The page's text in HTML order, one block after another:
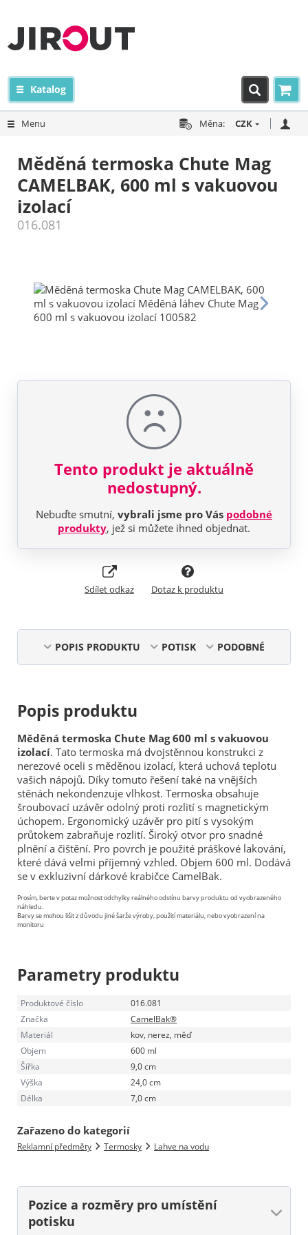
Katalog
Menu Měna: CZK
Měděná termoska Chute Mag
CAMELBAK, 600 ml s vakuovou
izolací
016.081
Tento produkt je aktuálně
nedostupný.
Nebuďte smutní, vybrali jsme pro Vás podobné
produkty, jež si můžete ihned objednat.
Sdílet odkaz Dotaz k produktu
POPIS PRODUKTU POTISK PODOBNÉ
Popis produktu
Měděná termoska Chute Mag 600 ml s vakuovou
izolací. Tato termoska má dvojstěnnou konstrukci z
nerezové oceli s měděnou izolací, která uchová teplotu
vašich nápojů. Díky tomuto řešení také na vnějších
stěnách nekondenzuje vlhkost. Termoska obsahuje
šroubovací uzávěr odolný proti rozlití s magnetickým
úchopem. Ergonomický uzávěr pro pití s vysokým
průtokem zabraňuje rozlití. Široký otvor pro snadné
plnění a čištění. Pro povrch je použité práškové lakování,
které dává velmi příjemný vzhled. Objem 600 ml. Dodává
se v exkluzivní dárkové krabičce CamelBak.
Prosím, berte v potaz možnost odchylky reálného odstínu barvy produktu od vyobrazeného
náhledu.
Barvy se mohou lišit z důvodu jiné šarže výroby, použití materiálu, nebo vyobrazení na
monitoru
Parametry produktu
Produktové číslo
016.081
Značka
CamelBak®
Materiál
kov, nerez, měď
Objem
600 ml
Šířka
9,0 cm
Výška
24,0 cm
Délka
7,0 cm
Zařazeno do kategorií
Reklamní předměty Termosky Lahve na vodu
Pozice a rozměry pro umístění
potisku